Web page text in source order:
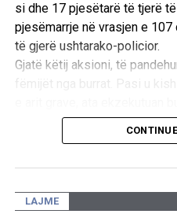
si dhe 17 pjesëtarë të tjerë
pjesëmarrje në vrasjen e
të gjerë ushtarako-policior.
Gjatë këtij aksioni, të
oborre dhe te lokacioni i
vunë flakën shtëpive të tyre.
LAJME